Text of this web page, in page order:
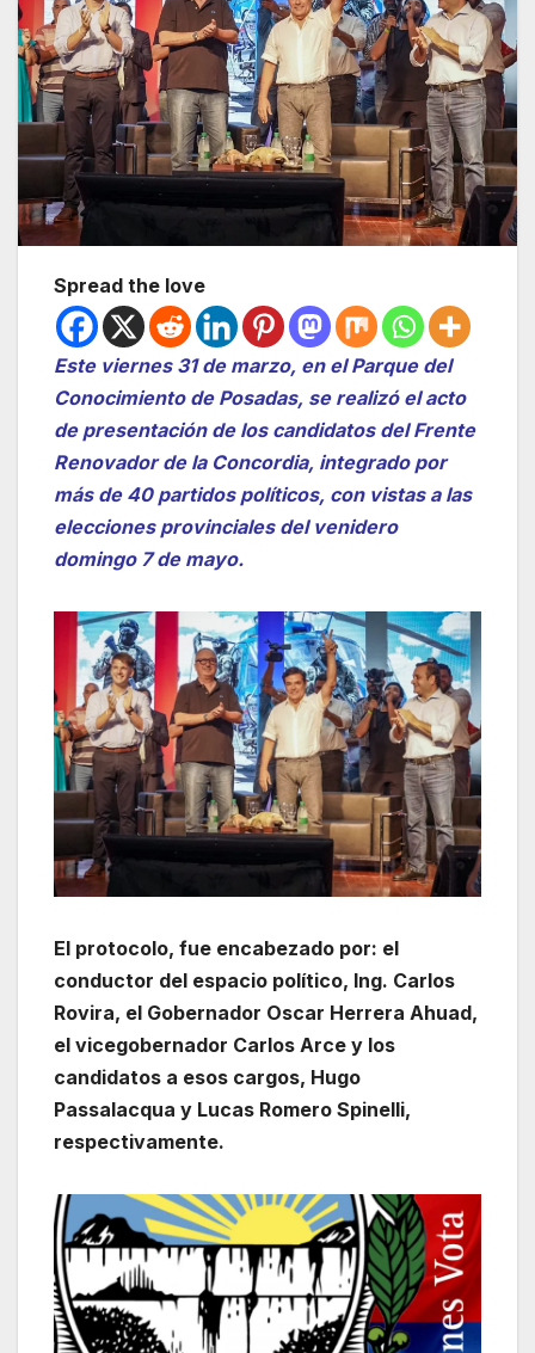
Spread the love
Este viernes 31 de marzo, en el Parque del
Conocimiento de Posadas, se realizó el acto
de presentación de los candidatos del Frente
Renovador de la Concordia, integrado por
más de 40 partidos políticos, con vistas a las
elecciones provinciales del venidero
domingo 7 de mayo.
El protocolo, fue encabezado por: el
conductor del espacio político, Ing. Carlos
Rovira, el Gobernador Oscar Herrera Ahuad,
el vicegobernador Carlos Arce y los
candidatos a esos cargos, Hugo
Passalacqua y Lucas Romero Spinelli,
respectivamente.